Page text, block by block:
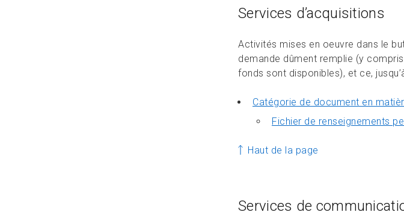
Services d’acquisitions
Activités mises en oeuvre dans le
demande dûment remplie (y
fonds sont disponibles), et ce,
Catégorie de document en
Fichier de renseignements
Haut de la page
Services de